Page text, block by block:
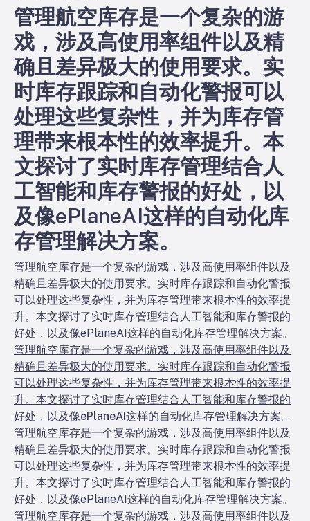
管理航空库存是一个复杂的游
戏，涉及高使用率组件以及精
确且差异极大的使用要求。实
时库存跟踪和自动化警报可以
处理这些复杂性，并为库存管
理带来根本性的效率提升。本
文探讨了实时库存管理结合人
工智能和库存警报的好处，以
及像ePlaneAI这样的自动化库
存管理解决方案。
管理航空库存是一个复杂的游戏，涉及高使用率组件以及
精确且差异极大的使用要求。实时库存跟踪和自动化警报
可以处理这些复杂性，并为库存管理带来根本性的效率提
升。本文探讨了实时库存管理结合人工智能和库存警报的
好处，以及像ePlaneAI这样的自动化库存管理解决方案。
管理航空库存是一个复杂的游戏，涉及高使用率组件以及
精确且差异极大的使用要求。实时库存跟踪和自动化警报
可以处理这些复杂性，并为库存管理带来根本性的效率提
升。本文探讨了实时库存管理结合人工智能和库存警报的
好处，以及像ePlaneAI这样的自动化库存管理解决方案。
管理航空库存是一个复杂的游戏，涉及高使用率组件以及
精确且差异极大的使用要求。实时库存跟踪和自动化警报
可以处理这些复杂性，并为库存管理带来根本性的效率提
升。本文探讨了实时库存管理结合人工智能和库存警报的
好处，以及像ePlaneAI这样的自动化库存管理解决方案。
管理航空库存是一个复杂的游戏，涉及高使用率组件以及